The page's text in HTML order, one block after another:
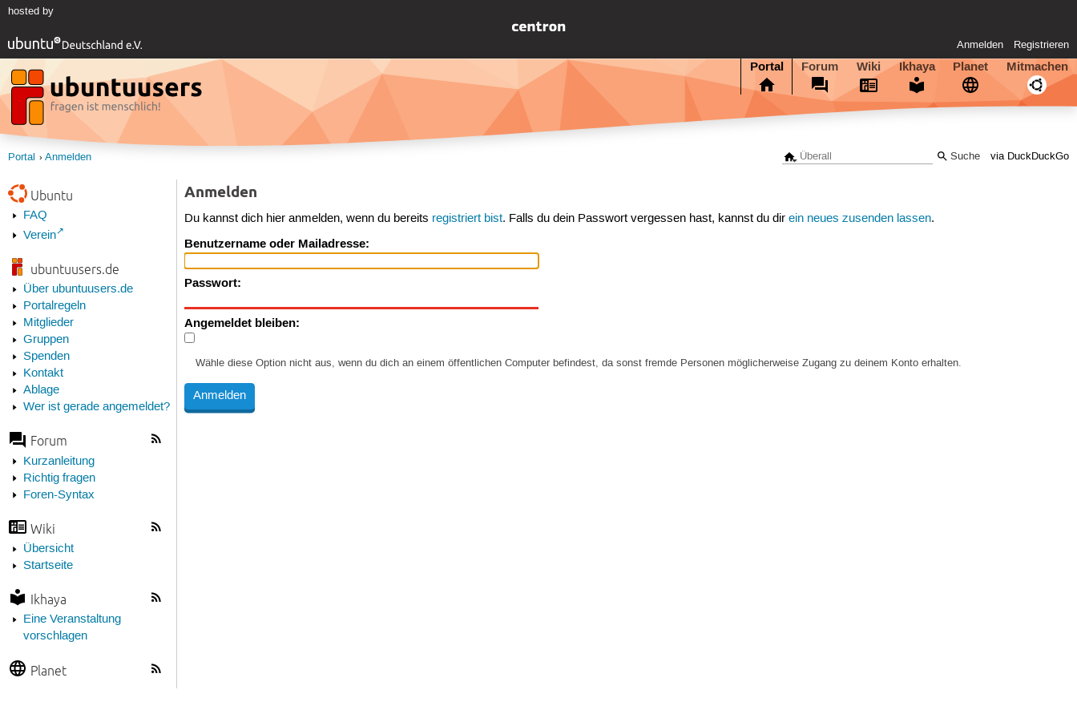
hosted by
Anmelden Registrieren
Portal Forum Wiki Ikhaya Planet Mitmachen
via DuckDuckGo
Portal Anmelden
Ubuntu
FAQ
Verein
ubuntuusers.de
Über ubuntuusers.de
Portalregeln
Mitglieder
Gruppen
Spenden
Kontakt
Ablage
Wer ist gerade angemeldet?
Forum
Kurzanleitung
Richtig fragen
Foren-Syntax
Wiki
Übersicht
Startseite
Ikhaya
Eine Veranstaltung
vorschlagen
Planet
Anmelden
Du kannst dich hier anmelden, wenn du bereits registriert bist. Falls du dein Passwort vergessen hast, kannst du direin neues zusenden lassen.
Benutzername oder Mailadresse:
Passwort:
Angemeldet bleiben:
Wähle diese Option nicht aus, wenn du dich an einem öffentlichen Computer befindest, da sonst fremde Personen möglicherweise Zugang zu deinem Konto erhalten.